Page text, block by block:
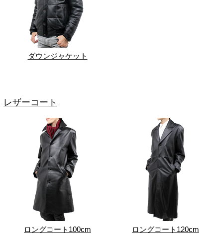
ダウンジャケット
レザーコート
ロングコート100cm ロングコート120cm